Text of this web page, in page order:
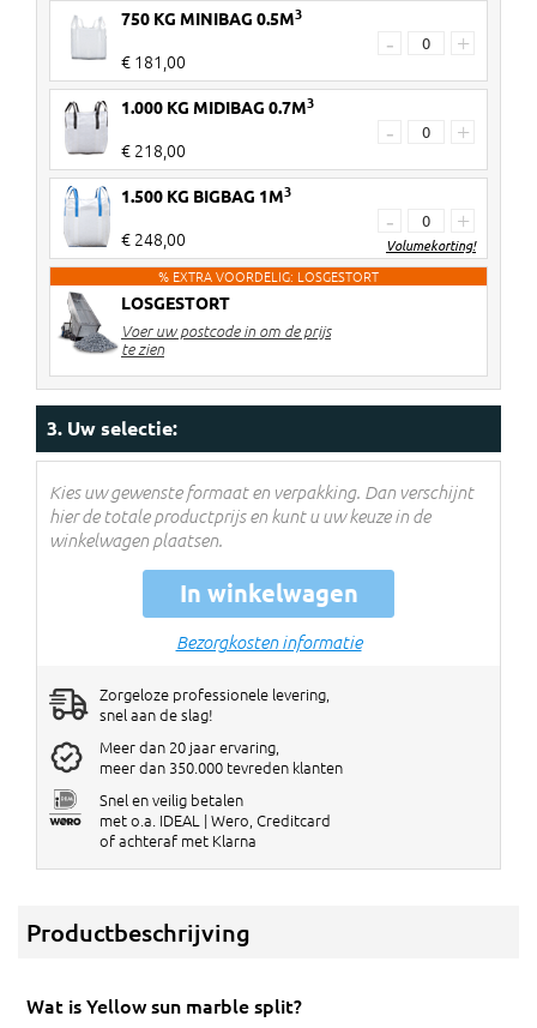
750 KG MINIBAG 0.5M3
€ 181,00
- +
1.000 KG MIDIBAG 0.7M3
€ 218,00
- +
1.500 KG BIGBAG 1M3
€ 248,00
- +
Volumekorting!
2 stuks
3-4 stuks
€ 12 korting per big bag
5> stuks
Kortingen worden verrekend in de
% EXTRA VOORDELIG: LOSGESTORT
LOSGESTORT
Voer uw postcode in om de prijs
te zien
3. Uw selectie:
Kies uw gewenste formaat en verpakking. Dan verschijnt
hier de totale productprijs en kunt u uw keuze in de
winkelwagen plaatsen.
In winkelwagen
Bezorgkosten informatie
Zorgeloze professionele levering,
snel aan de slag!
Meer dan 20 jaar ervaring,
meer dan 350.000 tevreden klanten
Snel en veilig betalen
met o.a. IDEAL | Wero, Creditcard
of achteraf met Klarna
Productbeschrijving
Wat is Yellow sun marble split?